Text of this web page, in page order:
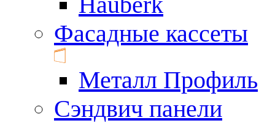
Фасадные кассеты
Металл Профиль
Сэндвич панели